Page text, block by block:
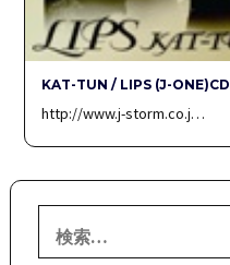
KAT-TUN / LIPS (J-
http://www.j-storm.co.j…
索: